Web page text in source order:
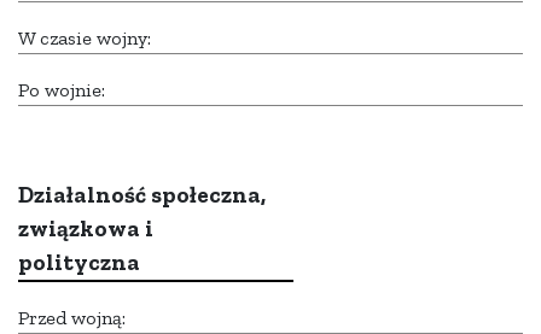
W czasie wojny:
Po wojnie:
Działalność społeczna,
związkowa i
polityczna
Przed wojną: